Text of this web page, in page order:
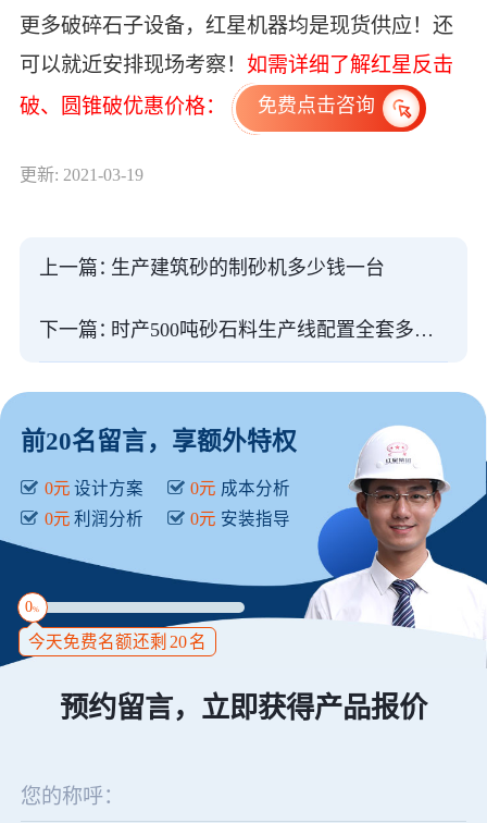
更多破碎石子设备，红星机器均是现货供应！还
可以就近安排现场考察！ 如需详细了解红星反击
破、圆锥破优惠价格：
免费点击咨询
更新: 2021-03-19
上一篇：生产建筑砂的制砂机多少钱一台
下一篇： 时产500吨砂石料生产线配置全套多少钱？
前20名留言，享额外特权
0元 设计方案 0元 成本分析
0元 利润分析 0元 安装指导
0%
今天免费名额还剩 20名
预约留言，立即获得产品报价